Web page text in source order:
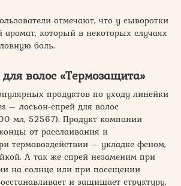
отмечают, что у сыворотки
который в некоторых случаях
боль.
волос «Термозащита»
продуктов по уходу линейки
– лосьон-спрей для волос
мл, 52567). Продукт компании
от расслаивания и
термовоздействии – укладке феном,
А так же спрей незаменим при
на солнце или при посещении
и защищает структуру,